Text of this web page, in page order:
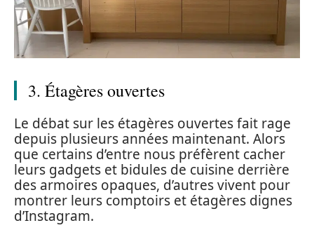
3. Étagères ouvertes
Le débat sur les étagères ouvertes fait rage
depuis plusieurs années maintenant. Alors
que certains d’entre nous préfèrent cacher
leurs gadgets et bidules de cuisine derrière
des armoires opaques, d’autres vivent pour
montrer leurs comptoirs et étagères dignes
d’Instagram.